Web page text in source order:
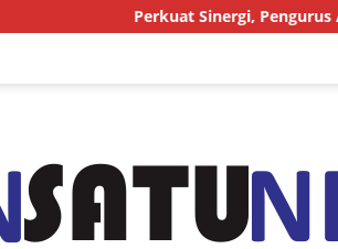
Perkuat Sinergi, Pengurus AMJ Audiensi